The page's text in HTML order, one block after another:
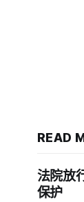
READ
法院放
保护